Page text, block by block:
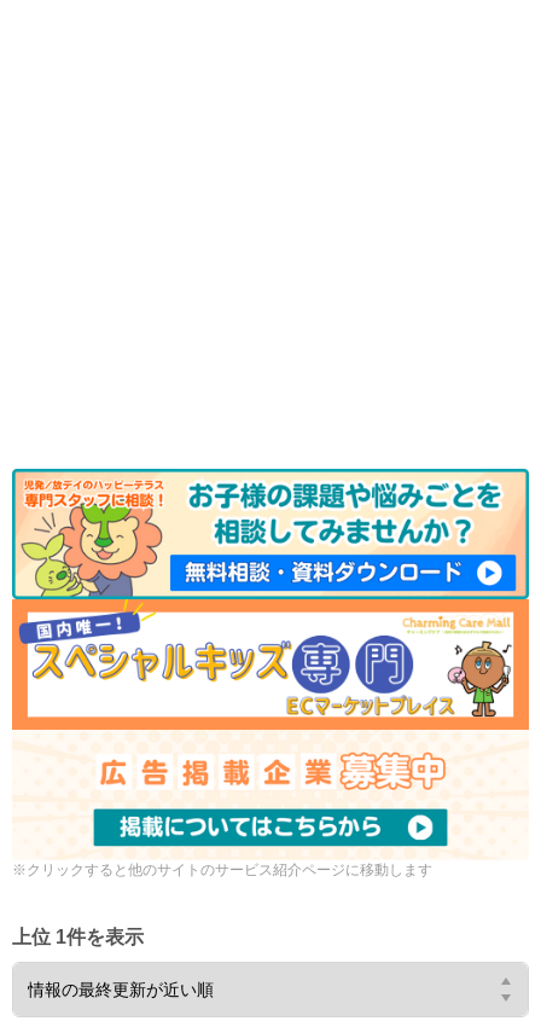
※クリックすると他のサイトのサービス紹介ページに移動します
上位 1件を表示